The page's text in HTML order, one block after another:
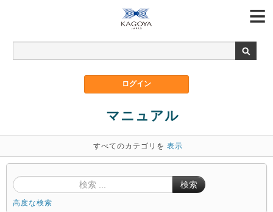
マニュアル
すべてのカテゴリを 表示
検索
高度な検索